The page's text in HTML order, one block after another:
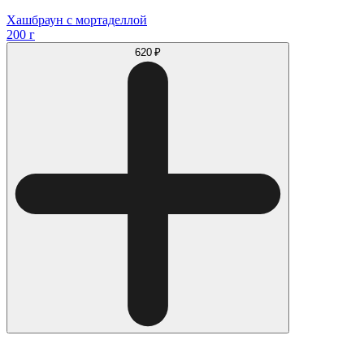
Хашбраун с мортаделлой
200 г
620 ₽